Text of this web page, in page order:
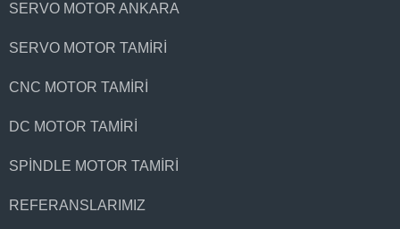
SERVO MOTOR ANKARA
SERVO MOTOR TAMIRI
CNC MOTOR TAMIRI
DC MOTOR TAMIRI
SPINDLE MOTOR TAMIRI
REFERANSLARIMIZ